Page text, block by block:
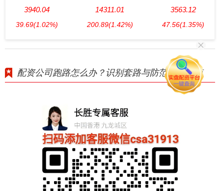
3940.04
39.69(1.02%)
14311.01
200.89(1.42%)
3563.12
47.56(1.35%)
配资公司跑路怎么办？识别套路与防范风险指南